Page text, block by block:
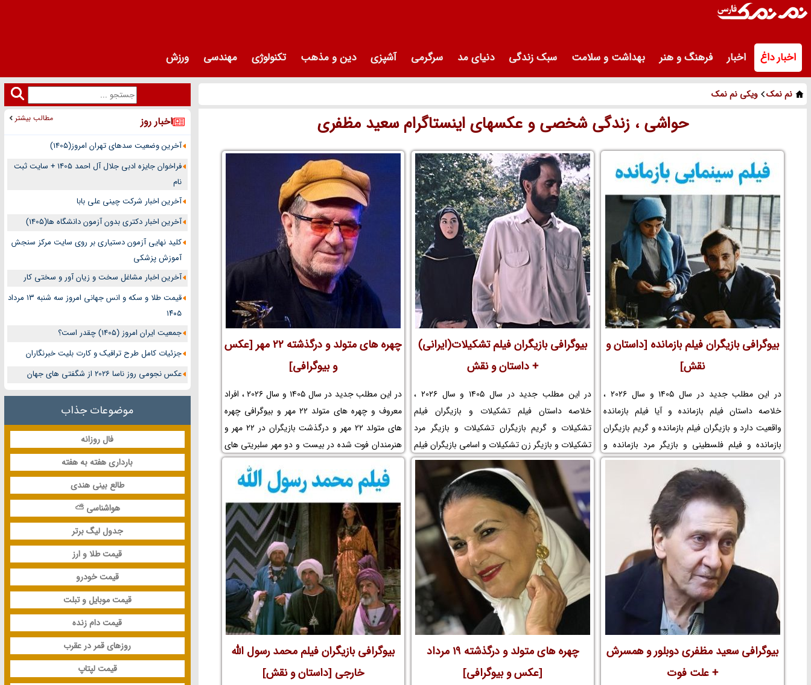
اخبار داغ اخبار فرهنگ و هنر بهداشت و سلامت سبک زندگی دنیای مد سرگرمی آشپزی دین و مذهب تکنولوژی مهندسی ورزش
نم نمک ویکی نم نمک
حواشی ، زندگی شخصی و عکسهای اینستاگرام سعید مظفری
بیوگرافی بازیگران فیلم بازمانده [داستان و
نقش]
در این مطلب جدید در سال 1405 و سال 2026 ،
خلاصه داستان فیلم بازمانده و آیا فیلم بازمانده
واقعیت دارد و بازیگران فیلم بازمانده و گریم بازیگران
بازمانده و فیلم فلسطینی و بازیگر مرد بازمانده و
بازیگر زن بازمانده و اسامی بازیگران فیلم بازمانده و
موضوع فیلم بازمانده و عکس پشت صحنه و بازیگر
خردسال و کودک و لوکیشن فیلم بازمانده و بازیگر
نقش فرحان در بازمانده و بیوگرافی بازیگران فیلم
سینمایی بازمانده و کارگردان فیلم بازمانده و مجموعه
تلویزیونی بازمانده و حواشی فیلم بازمانده و افتخارات
بازمانده و جوایز بازمانده و عوامل ساخت فیلم بازمانده
را در نم نمک ببینید.
بیوگرافی بازیگران فیلم تشکیلات(ایرانی)
+ داستان و نقش
در این مطلب جدید در سال 1405 و سال 2026 ،
خلاصه داستان فیلم تشکیلات و بازیگران فیلم
تشکیلات و گریم بازیگران تشکیلات و بازیگر مرد
تشکیلات و بازیگر زن تشکیلات و اسامی بازیگران فیلم
تشکیلات و موضوع فیلم تشکیلات و عکس پشت
صحنه و بازیگر خردسال و کودک و لوکیشن فیلم
تشکیلات و بیوگرافی بازیگران فیلم سینمایی تشکیلات
و کارگردان فیلم تشکیلات و مجموعه تلویزیونی
تشکیلات و حواشی فیلم تشکیلات و افتخارات
تشکیلات و جوایز تشکیلات و عوامل ساخت فیلم
تشکیلات را در نم نمک ببینید.
چهره های متولد و درگذشته 22 مهر [عکس
و بیوگرافی]
در این مطلب جدید در سال 1405 و سال 2026 ، افراد
معروف و چهره های متولد 22 مهر و بیوگرافی چهره
های متولد 22 مهر و درگذشت بازیگران در 22 مهر و
هنرمندان فوت شده در بیست و دو مهر سلبریتی های
به دنیا آمده در بیست و دوم مهر و مرگ افراد مشهور
ایرانی را در نم نمک ببینید.
بیوگرافی سعید مظفری دوبلور و همسرش
+ علت فوت
چهره های متولد و درگذشته 19 مرداد
[عکس و بیوگرافی]
بیوگرافی بازیگران فیلم محمد رسول الله
خارجی [داستان و نقش]
اخبار روز مطالب بیشتر
آخرین وضعیت سدهای تهران امروز(1405)
فراخوان جایزه ادبی جلال آل احمد 1405 + سایت ثبت
نام
آخرین اخبار شرکت چینی علی بابا
آخرین اخبار دکتری بدون آزمون دانشگاه ها(1405)
کلید نهایی آزمون دستیاری بر روی سایت مرکز سنجش
آموزش پزشکی
آخرین اخبار مشاغل سخت و زیان آور و سختی کار
قیمت طلا و سکه و انس جهانی امروز سه شنبه ۱۳ مرداد
۱۴۰۵
جمعیت ایران امروز (1405) چقدر است؟
جزئیات کامل طرح ترافیک و کارت بلیت خبرنگاران
عکس نجومی روز ناسا 2026 از شگفتی های جهان
موضوعات جذاب
فال روزانه
بارداری هفته به هفته
طالع بینی هندی
هواشناسی ⛅
جدول لیگ برتر
قیمت طلا و ارز
قیمت خودرو
قیمت موبایل و تبلت
قیمت دام زنده
روزهای قمر در عقرب
قیمت لپتاپ